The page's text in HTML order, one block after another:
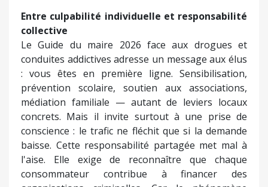
Entre culpabilité individuelle et responsabilité
collective
Le Guide du maire 2026 face aux drogues et
conduites addictives adresse un message aux élus
: vous êtes en première ligne. Sensibilisation,
prévention scolaire, soutien aux associations,
médiation familiale — autant de leviers locaux
concrets. Mais il invite surtout à une prise de
conscience : le trafic ne fléchit que si la demande
baisse. Cette responsabilité partagée met mal à
l'aise. Elle exige de reconnaître que chaque
consommateur contribue à financer des